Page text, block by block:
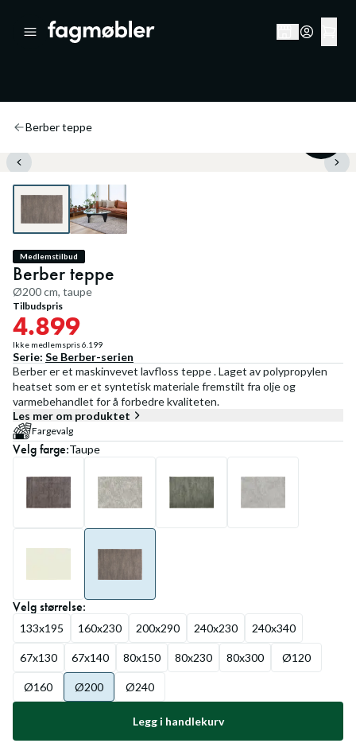
Berber teppe
Medlemstilbud
Berber teppe
Ø200 cm, taupe
Tilbudspris
4.899
Ikke medlemspris6.199
Serie: Se Berber-serien
Berber er et maskinvevet lavfloss teppe . Laget av polypropylen
heatset som er et syntetisk materiale fremstilt fra olje og
varmebehandlet for å forbedre kvaliteten.
Les mer om produktet
Fargevalg
Velgfarge:Taupe
Velgstørrelse:
133x195 160x230 200x290 240x230 240x340
67x130 67x140 80x150 80x230 80x300 Ø120
Ø160 Ø200 Ø240
Legg i handlekurv